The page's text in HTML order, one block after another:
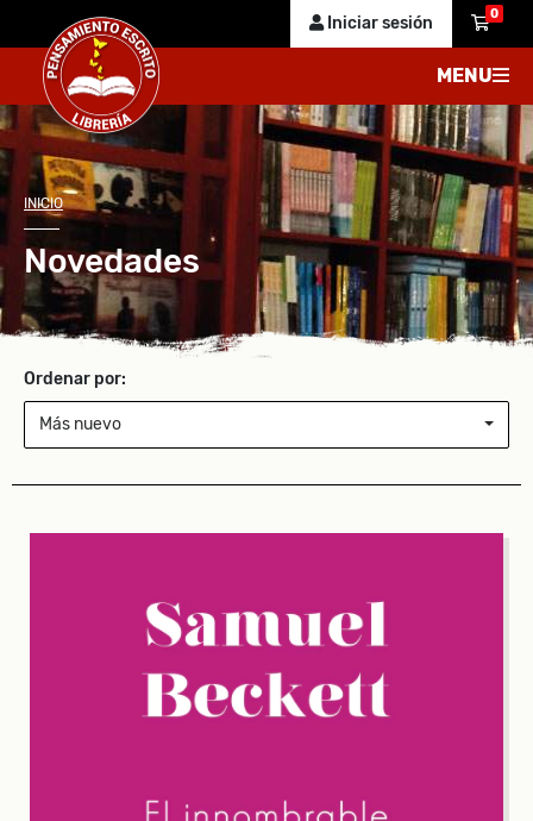
Iniciar sesión 0
MENU
INICIO
Novedades
Ordenar por:
Más nuevo